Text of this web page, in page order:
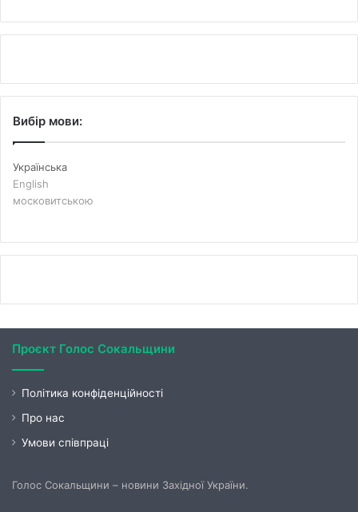
Вибір мови:
Українська
English
московитською
Проєкт Голос Сокальщини
Політика конфіденційності
Про нас
Умови співпраці
Голос Сокальщини – новини Західної України.